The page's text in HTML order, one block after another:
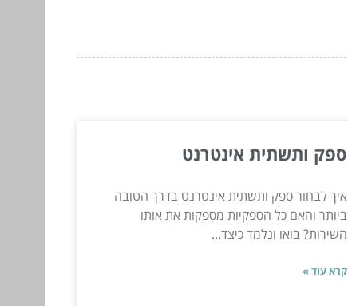
ספק ותשתית אינטרנט
איך לבחור ספק ותשתית אינטרנט בדרך הטובה
ביותר והאם כל הספקיות מספקות את אותו
השירות? בואו ונלמד כיצד...
קרא עוד »